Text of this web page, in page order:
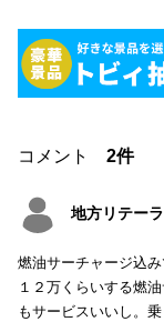
コメント 2件
地方リテー
燃油サーチャージ込み
１２万くらいする燃
もサービスいいし。